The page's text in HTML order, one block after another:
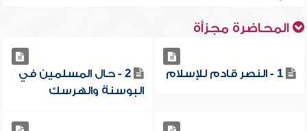
المحاضرة مجزأة
1 - النصر قادم للإسلام
2 - حال المسلمين في
البوسنة والهرسك